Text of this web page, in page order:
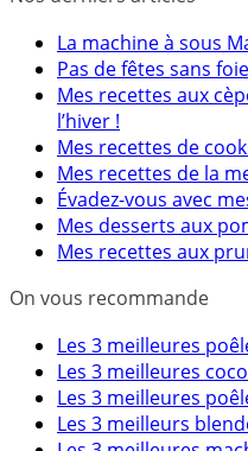
La machine à sous
Pas de fêtes sans
Mes recettes aux
l’hiver !
Mes recettes de
Mes recettes de la
Évadez-vous avec
Mes desserts aux
Mes recettes aux
On vous recommande
Les 3 meilleures
Les 3 meilleures
Les 3 meilleures
Les 3 meilleurs